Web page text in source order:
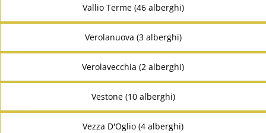
Vallio Terme (46 alberghi)
Verolanuova (3 alberghi)
Verolavecchia (2 alberghi)
Vestone (10 alberghi)
Vezza D'Oglio (4 alberghi)